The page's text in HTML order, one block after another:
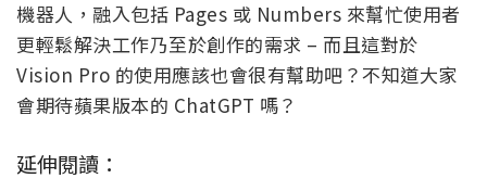
機器人，融入包括 Pages 或 Numbers 來幫忙使用者
更輕鬆解決工作乃至於創作的需求 – 而且這對於
Vision Pro 的使用應該也會很有幫助吧？不知道大家
會期待蘋果版本的 ChatGPT 嗎？
延伸閱讀：